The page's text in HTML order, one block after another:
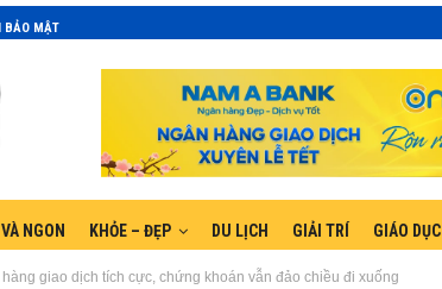
BẢO MẬT
NGON KHỎE – ĐẸP DU LỊCH GIẢI TRÍ GIÁO DỤC
hàng giao dịch tích cực, chứng khoán vẫn đảo chiều đi xuống